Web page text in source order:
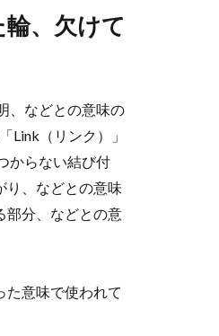
、欠けて
、などとの意味の
Link（リンク）」
からない結び付
り、などとの意味
部分、などとの意
た意味で使われて